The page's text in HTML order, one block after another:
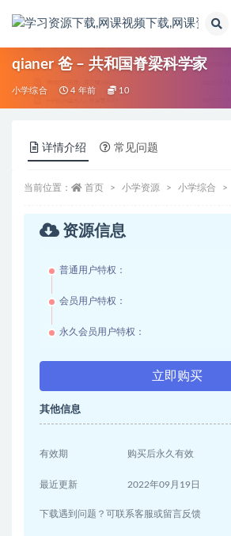
qianer 爸 – 共和国脊梁科学家
小学综合 4 年前 10
详情介绍 常见问题
当前位置： 首页 小学资源 小学综合
资源信息
普通用户特权：
会员用户特权：
永久会员用户特权：
立即购买
其他信息
有效期 购买后永久有效
最近更新 2022年09月19日
下载遇到问题？可联系客服或留言反馈